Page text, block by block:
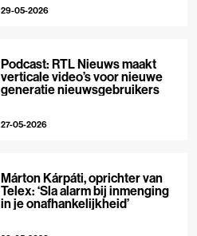
29-05-2026
Podcast: RTL Nieuws maakt
verticale video’s voor nieuwe
generatie nieuwsgebruikers
27-05-2026
Márton Kárpáti, oprichter van
Telex: ‘Sla alarm bij inmenging
in je onafhankelijkheid’